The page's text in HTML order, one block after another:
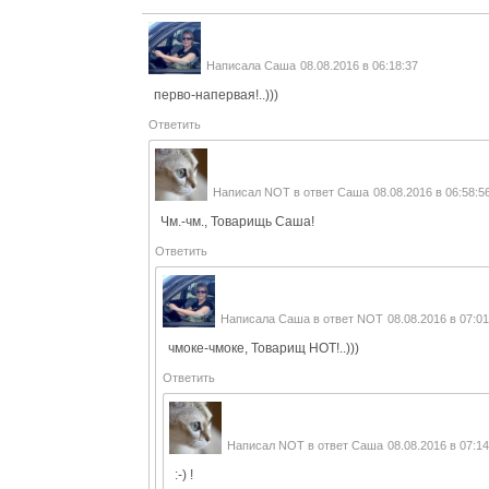
Написала Саша 08.08.2016 в 06:18:37
перво-напервая!..)))
Ответить
Написал NOT в ответСаша 08.08.2016 в
Чм.-чм., Товарищь Саша!
Ответить
Написала Сашав ответ NOT 08.08.2016 в
чмоке-чмоке, Товарищ НОТ!..)))
Ответить
Написал NOT в ответСаша 08.08.2016 в
:-) !